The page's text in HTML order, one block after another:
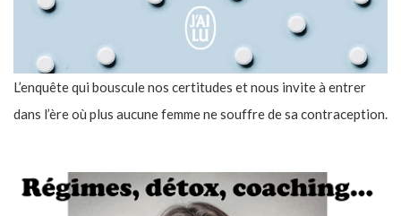
L’enquête qui bouscule nos certitudes et nous invite à entrer
dans l’ère où plus aucune femme ne souffre de sa contraception.